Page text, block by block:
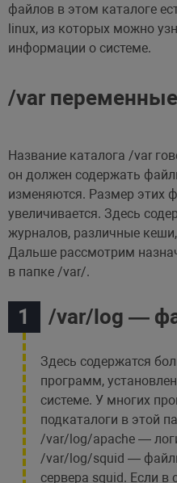
файлов в этом каталоге
linux, из которых можно
информации о системе.
/var
Название каталога /var
он должен содержать
изменяются. Размер этих
увеличивается. Здесь
журналов, различные
Дальше рассмотрим
в папке /var/.
/var/log —
Здесь содержатся
программ,
системе. У многих
подкаталоги в этой
/var/log/apache —
/var/log/squid —
сервера squid. Если в